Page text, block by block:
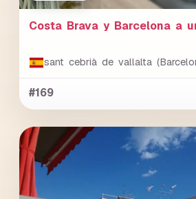
Costa Brava y Barcelona a
sant cebrià de vallalta
#169